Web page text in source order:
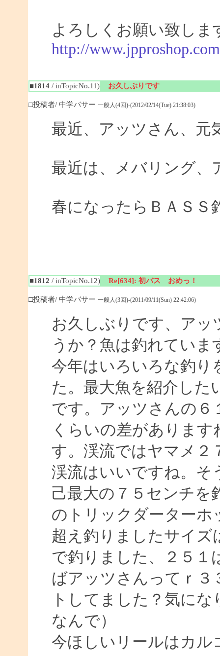
よろしくお願い致しま
http://
■1814/ inTopicNo.11) お久しぶりです
□投稿者/ 中学バサー 一般人(4回)-(2012/02/14(Tue) 21:38:03)
最近、アッツさん、元
最近は、メバリング、
春になったらＢＡＳＳ
■1812 / inTopicNo.12) Re[634]: 初バス おめっ！
□投稿者/ 中学バサー 一般人(3回)-(2011/09/11(Sun) 22:42:06)
お久しぶりです、アッ
うか？魚は釣れていま
今年はいろいろな釣り
た。最大魚を紹介した
です。アッツさんの６
くらいの差がありま
す。渓流ではヤマメ２
渓流はいいですね。そ
己最大の７５センチを
のトリックダーターホ
超え釣りましたサイ
で釣りました、２５１
ばアッツさんってｒ
トしてました？気に
なんで）
今ほしいリールはカル